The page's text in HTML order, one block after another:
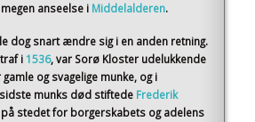
anseelse i Middelalderen.
dog snart ændre sig i en anden retning.
i 1536, var Sorø Kloster udelukkende
og svagelige munke, og i
munks død stiftede Frederik
stedet for borgerskabets og adelens